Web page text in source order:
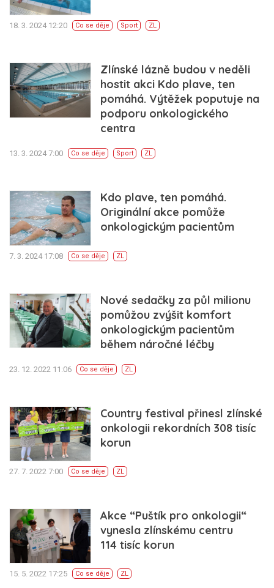
18. 3. 2024 12:20 Co se děje Sport ZL
Zlínské lázně budou v neděli
hostit akci Kdo plave, ten
pomáhá. Výtěžek poputuje na
podporu onkologického
centra
13. 3. 2024 7:00 Co se děje Sport ZL
Kdo plave, ten pomáhá.
Originální akce pomůže
onkologickým pacientům
7. 3. 2024 17:08 Co se děje ZL
Nové sedačky za půl milionu
pomůžou zvýšit komfort
onkologickým pacientům
během náročné léčby
23. 12. 2022 11:06 Co se děje ZL
Country festival přinesl zlínské
onkologii rekordních 308 tisíc
korun
27. 7. 2022 7:00 Co se děje ZL
Akce “Puštík pro onkologii“
vynesla zlínskému centru
114 tisíc korun
15. 5. 2022 17:25 Co se děje ZL